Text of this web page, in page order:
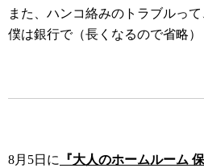
また、ハンコ絡みのトラブルっ
僕は銀行で（長くなるので省略）
8月5日に
『大人のホームルーム